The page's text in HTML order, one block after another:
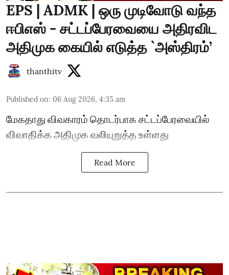
EPS | ADMK | ஒரு முடிவோடு வந்த
ஈபிஎஸ் - சட்டப்பேரவையை அதிரவிட
அதிமுக கையில் எடுத்த `அஸ்திரம்’
thanthitv
Published on: 06 Aug 2026, 4:35 am
மேகதாது விவகாரம் தொடர்பாக சட்டப்பேரவையில்
விவாதிக்க அதிமுக வலியுறுத்த உள்ளது
Read More